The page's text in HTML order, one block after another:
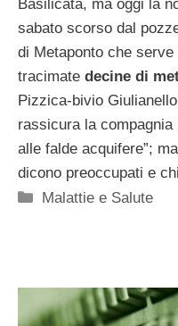
Basilicata, ma oggi la
sabato scorso dal
di Metaponto che
tracimate decine di
Pizzica-bivio
rassicura la compagnia
alle falde acquifere”;
dicono preoccupati e
Categorie
Malattie e Salute